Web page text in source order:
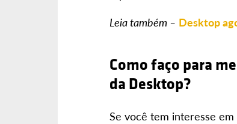
Leia também – Desktop
Como faço para
da Desktop?
Se você tem interesse